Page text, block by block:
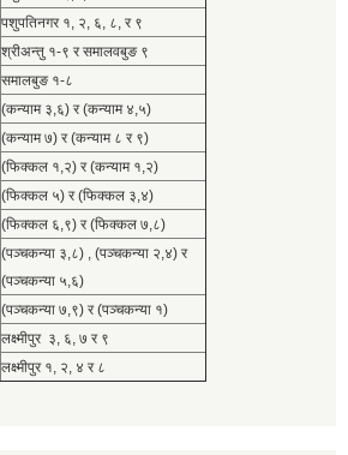
पशुपतिनगर १, २, ६, ८, र ९
श्रीअन्तु १-९ र समालवबुङ ९
समालबुङ १-८
(कन्याम ३,६) र (कन्याम ४,५)
(कन्याम ७) र (कन्याम ८ र ९)
(फिक्कल १,२) र (कन्याम १,२)
(फिक्कल ५) र (फिक्कल ३,४)
(फिक्कल ६,९) र (फिक्कल ७,८)
(पञ्चकन्या ३,८) , (पञ्चकन्या २,४) र
(पञ्चकन्या ५,६)
(पञ्चकन्या ७,९) र (पञ्चकन्या १)
लक्ष्मीपुर ३, ६, ७ र ९
लक्ष्मीपुर १, २, ४ र ८